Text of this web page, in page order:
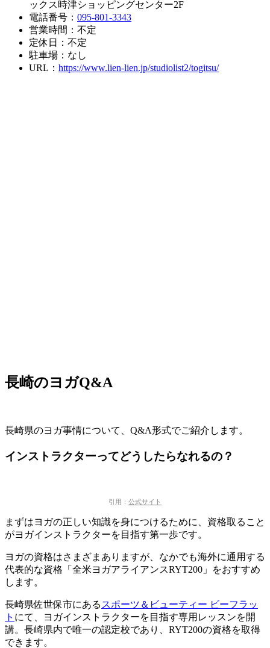
ックス時津ショッピングセンター2F
電話番号： 095-801-3343
営業時間：不定
定休日：不定
駐車場：なし
URL： https://www.lien-lien.jp/studiolist2/togitsu/
長崎のヨガQ&A
長崎県のヨガ事情について、Q&A形式でご紹介します。
インストラクターってどうしたらなれるの？
引用： 公式サイト
まずはヨガの正しい知識を身につけるために、資格取ること
がヨガインストラクターを目指す第一歩です。
ヨガの資格はさまざまありますが、なかでも海外に通用する
代表的な資格「全米ヨガアライアンスRYT200」をおすすめ
します。
長崎県佐世保市にある スポーツ＆ビューティー ビーフラッ
ト にて、ヨガインストラクターを目指す専用レッスンを開
講。長崎県内で唯一の認定校であり、RYT200の資格を取得
できます。